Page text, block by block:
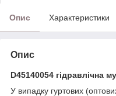
Опис Характеристики
Опис
D45140054 гідравлічна
У випадку гуртових